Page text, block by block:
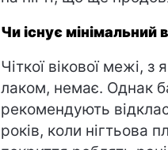
Чи існує мінімальний
Чіткої вікової межі, з
лаком, немає. Однак
рекомендують
років, коли нігтьова